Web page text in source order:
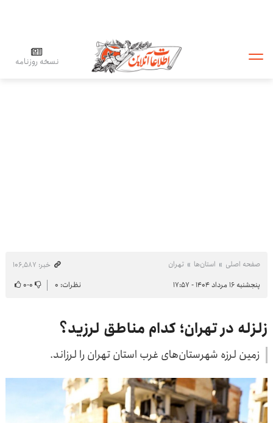
نسخه روزنامه
صفحه اصلی استان‌ها تهران
خبر: ۱۰۶٬۵۸۷
پنجشنبه ۱۶ مرداد ۱۴۰۴ - ۱۷:۵۷
نظرات: ۰ ۰-۰
زلزله در تهران؛ کدام مناطق لرزید؟
زمین لرزه شهرستان‌های غرب استان تهران را لرزاند.